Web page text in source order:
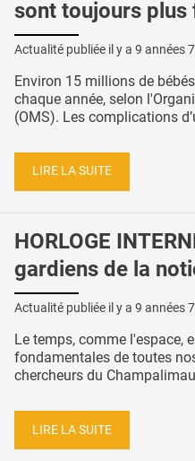
sont toujours plus
Actualité publiée il y a 9 années
Environ 15 millions de
chaque année, selon
(OMS). Les complications
LIRE LA SUITE
HORLOGE
gardiens de la
Actualité publiée il y a 9 années
Le temps, comme l'espace,
fondamentales de toutes
chercheurs du
LIRE LA SUITE